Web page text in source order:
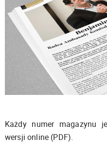
Każdy numer magazynu
wersji online (PDF).